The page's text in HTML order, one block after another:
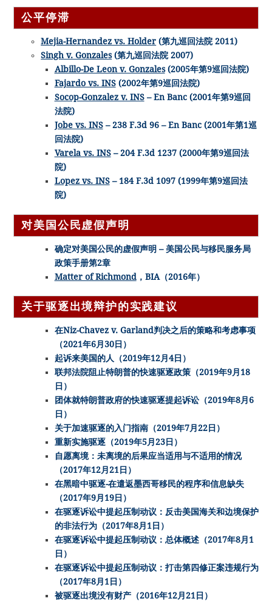
公平停滞
Mejia-Hernandez vs. Holder (第九巡回法院 2011)
Singh v. Gonzales(第九巡回法院 2007)
Albillo-De Leon v. Gonzales(2005年第9巡回法院)
Fajardo vs. INS(2002年第9巡回法院)
Socop-Gonzalez v. INS– En Banc (2001年第9巡回
法院)
Jobe vs. INS– 238 F.3d 96 – En Banc (2001年第1巡
回法院)
Varela vs. INS– 204 F.3d 1237 (2000年第9巡回法
院)
Lopez vs. INS– 184 F.3d 1097 (1999年第9巡回法
院)
对美国公民虚假声明
确定对美国公民的虚假声明 – 美国公民与移民服务局
政策手册第2章
Matter of Richmond，BIA（2016年）
关于驱逐出境辩护的实践建议
在Niz-Chavez v. Garland判决之后的策略和考虑事项
（2021年6月30日）
起诉来美国的人（2019年12月4日）
联邦法院阻止特朗普的快速驱逐政策（2019年9月18
日）
团体就特朗普政府的快速驱逐提起诉讼（2019年8月6
日）
关于加速驱逐的入门指南（2019年7月22日）
重新实施驱逐（2019年5月23日）
自愿离境：未离境的后果应当适用与不适用的情况
（2017年12月21日）
在黑暗中驱逐-在遣返墨西哥移民的程序和信息缺失
（2017年9月19日）
在驱逐诉讼中提起压制动议：反击美国海关和边境保护
的非法行为（2017年8月1日）
在驱逐诉讼中提起压制动议：总体概述（2017年8月1
日）
在驱逐诉讼中提起压制动议：打击第四修正案违规行为
（2017年8月1日）
被驱逐出境没有财产（2016年12月21日）